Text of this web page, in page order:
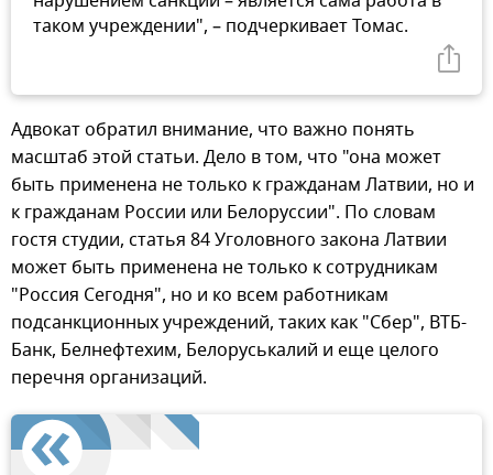
таком учреждении", – подчеркивает Томас.
Адвокат обратил внимание, что важно понять
масштаб этой статьи. Дело в том, что "она может
быть применена не только к гражданам Латвии, но и
к гражданам России или Белоруссии". По словам
гостя студии, статья 84 Уголовного закона Латвии
может быть применена не только к сотрудникам
"Россия Сегодня", но и ко всем работникам
подсанкционных учреждений, таких как "Сбер", ВТБ-
Банк, Белнефтехим, Белоруськалий и еще целого
перечня организаций.